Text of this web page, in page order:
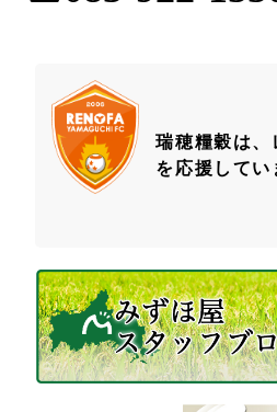
瑞穂糧穀は、
を応援してい